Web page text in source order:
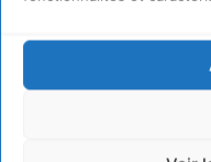
Chez
nous
de base